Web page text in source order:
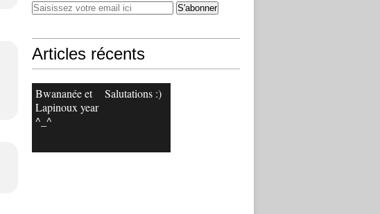
Articles récents
Bwananée et
Lapinoux year
^_^
Salutations :)